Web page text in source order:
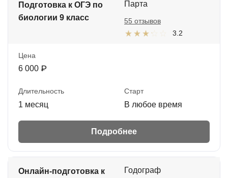
Подготовка к ОГЭ по
биологии 9 класс
Парта
3.2
55 отзывов
Цена
6 000 ₽
Длительность
1 месяц
Старт
В любое время
Подробнее
Онлайн-подготовка к
Годограф